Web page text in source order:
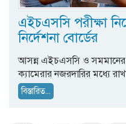
এইচএসসি পরীক্ষা
নির্দেশনা বোর্ডের
আসন্ন এইচএসসি ও সমমানের
ক্যামেরার নজরদারির মধ্যে
বিস্তারিত...